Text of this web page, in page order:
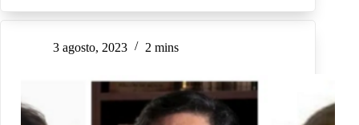
3 agosto, 2023 2 mins